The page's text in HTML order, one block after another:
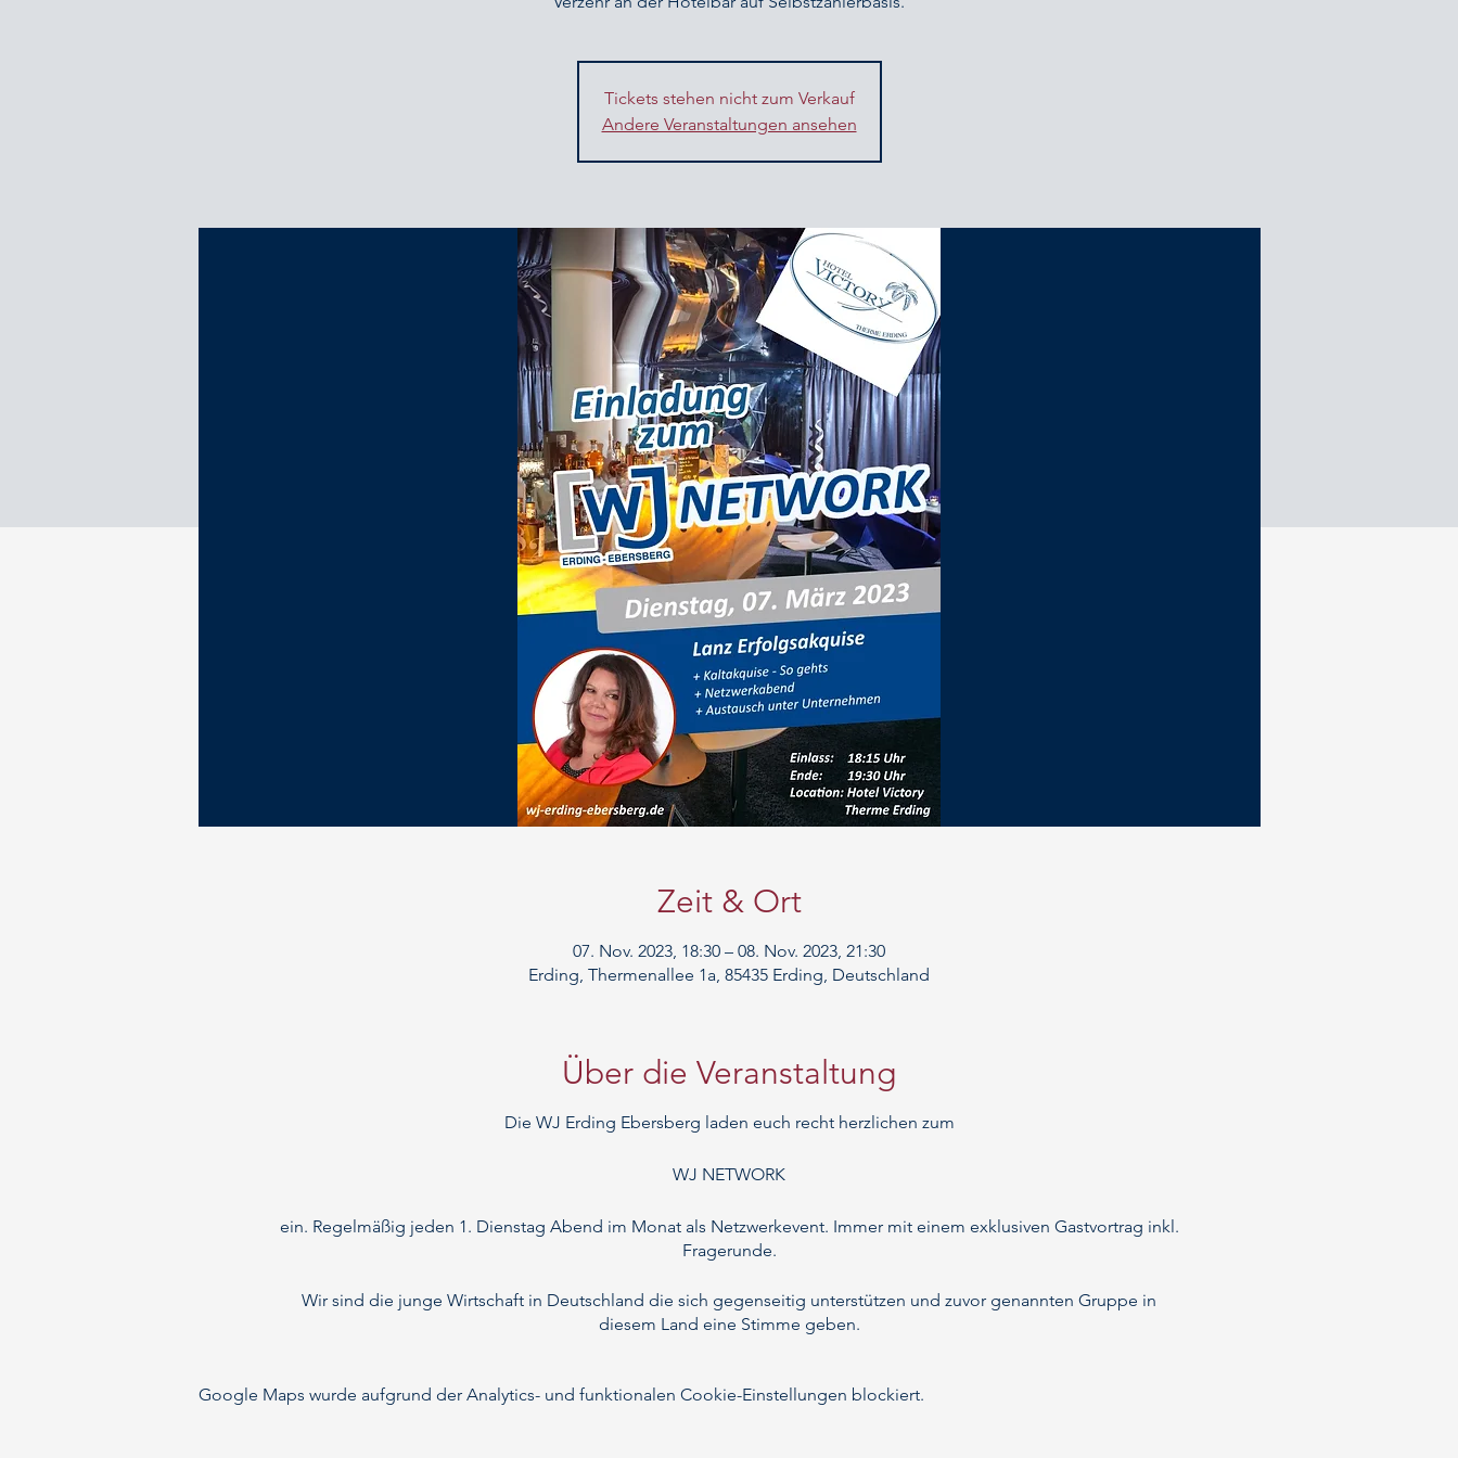
Tickets stehen nicht zum Verkauf
Andere Veranstaltungen ansehen
Zeit & Ort
07. Nov. 2023, 18:30 – 08. Nov. 2023, 21:30
Erding, Thermenallee 1a, 85435 Erding, Deutschland
Über die Veranstaltung
Die WJ Erding Ebersberg laden euch recht herzlichen zum
WJ NETWORK
ein. Regelmäßig jeden 1. Dienstag Abend im Monat als Netzwerkevent. Immer mit einem exklusiven Gastvortrag inkl.
Fragerunde.
Wir sind die junge Wirtschaft in Deutschland die sich gegenseitig unterstützen und zuvor genannten Gruppe in
diesem Land eine Stimme geben.
Google Maps wurde aufgrund der Analytics- und funktionalen Cookie-Einstellungen blockiert.